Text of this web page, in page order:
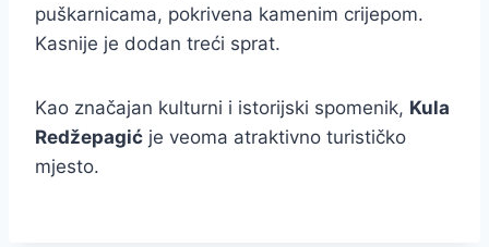
puškarnicama, pokrivena kamenim crijepom.
Kasnije je dodan treći sprat.
Kao značajan kulturni i istorijski spomenik, Kula
Redžepagić je veoma atraktivno turističko
mjesto.